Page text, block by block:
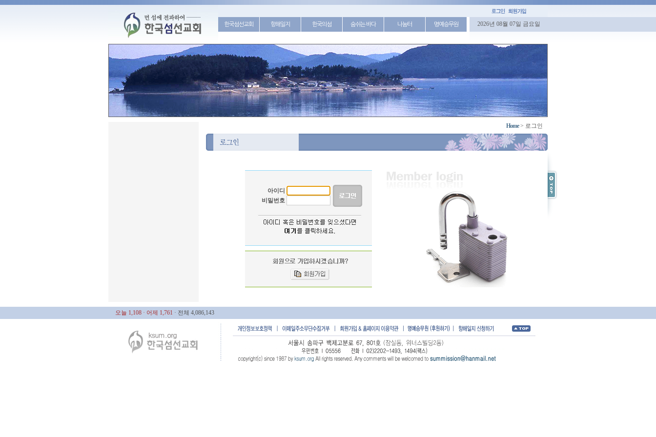
한국섬선교회 항해일지 한국의섬 숨쉬는 바다 나눔터 명예승무원 2026년 08월 07일 금요일
Home> 로그인
아이디
비밀번호
오늘 1,108 · 어제 1,761 · 전체 4,086,143